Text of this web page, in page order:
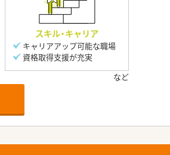
スキル・キャリア
キャリアアップ可能な職場
資格取得支援が充実